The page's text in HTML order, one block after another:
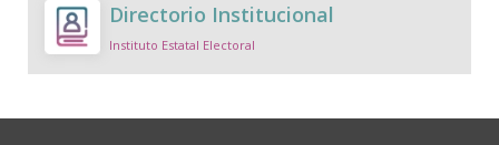
Directorio Institucional
Instituto Estatal Electoral